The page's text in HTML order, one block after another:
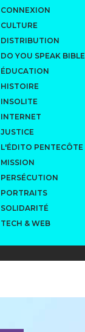
CONNEXION
CULTURE
DISTRIBUTION
DO YOU SPEAK BIBLE
ÉDUCATION
HISTOIRE
INSOLITE
INTERNET
JUSTICE
L'ÉDITO PENTECÔTE
MISSION
PERSÉCUTION
PORTRAITS
SOLIDARITÉ
TECH & WEB